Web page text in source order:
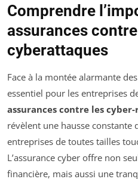
Comprendre
assurances
cyberattaques
Face à la montée alarmante des
essentiel pour les entreprises
assurances contre les
révèlent une hausse constante
entreprises de toutes tailles
L’assurance cyber offre non
financière, mais aussi une